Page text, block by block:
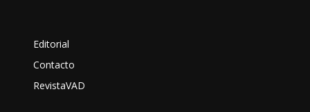
Editorial
Contacto
RevistaVAD